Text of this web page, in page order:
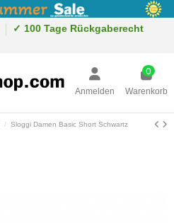
✓ 100 Tage Rückgaberecht
Anmelden
0
Warenkorb
Sloggi Damen Basic Short Schwartz